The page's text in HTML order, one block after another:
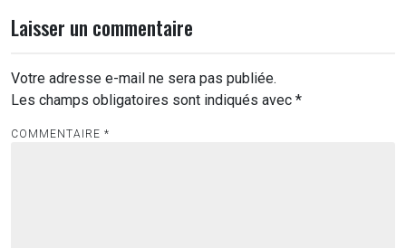
Laisser un commentaire
Votre adresse e-mail ne sera pas publiée.
Les champs obligatoires sont indiqués avec *
COMMENTAIRE *